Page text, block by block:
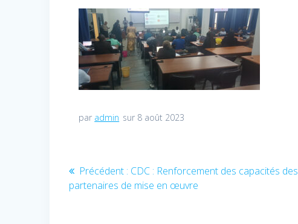
par admin sur 8 août 2023
Navigation
de
Précédent : Article
précédent
CDC : Renforcement des capacités des
partenaires de mise en œuvre